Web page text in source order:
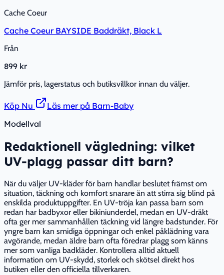
Cache Coeur
Cache Coeur BAYSIDE Baddräkt, Black L
Från
899 kr
Jämför pris, lagerstatus och butiksvillkor innan du väljer.
Köp Nu
Läs mer på Barn-Baby
Modellval
Redaktionell vägledning: vilket
UV-plagg passar ditt barn?
När du väljer UV-kläder för barn handlar beslutet främst om
situation, täckning och komfort snarare än att stirra sig blind på
enskilda produktuppgifter. En UV-tröja kan passa barn som
redan har badbyxor eller bikiniunderdel, medan en UV-dräkt
ofta ger mer sammanhållen täckning vid längre badstunder. För
yngre barn kan smidiga öppningar och enkel påklädning vara
avgörande, medan äldre barn ofta föredrar plagg som känns
mer som vanliga badkläder. Kontrollera alltid aktuell
information om UV-skydd, storlek och skötsel direkt hos
butiken eller den officiella tillverkaren.